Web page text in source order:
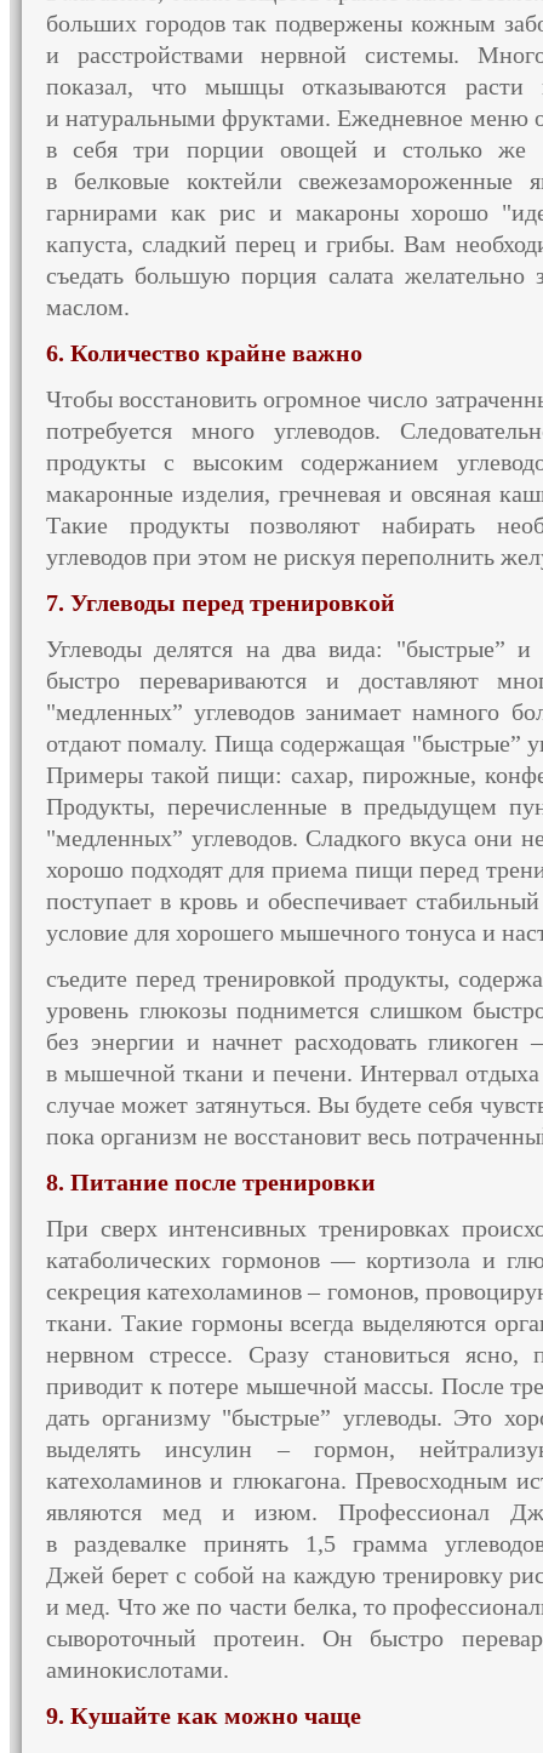
больших городов так подвержены кожным
и расстройствами нервной системы.
показал, что мышцы отказываются расти
и натуральными фруктами. Ежедневное меню
в себя три порции овощейи столько же
в белковые коктейли свежезамороженные
гарнирами как рис и макароныхорошо
капуста, сладкий переци грибы. Вам
съедать большую порция салата желательно
маслом.
6. Количество крайне важно
Чтобы восстановить огромное число
потребуется много углеводов.
продукты с высоким содержанием
макаронные изделия, гречневая и овсяная
Такие продукты позволяют набирать
углеводов при этом не рискуя переполнить
7. Углеводы перед тренировкой
Углеводы делятся на два вида: "быстрые” и
быстро перевариваются и доставляют
"медленных” углеводов занимает намного
отдают помалу. Пища содержащая "быстрые”
Примеры такой пищи: сахар, пирожные,
Продукты, перечисленные в предыдущем
"медленных” углеводов. Сладкого вкуса они
хорошо подходят для приема пищи перед
поступает в кровь и обеспечивает
условие для хорошего мышечного тонуса и
съедите перед тренировкой продукты,
уровень глюкозы поднимется слишком
без энергии и начнетрасходовать гликоген
в мышечной ткани и печени. Интервал
случае может затянуться. Вы будете себя
пока организм не восстановит весь
8. Питание после тренировки
При сверх интенсивных тренировках
катаболическихгормонов — кортизола и
секреция катехоламинов – гомонов,
ткани. Такие гормоны всегда выделяются
нервном стрессе. Сразу становиться ясно,
приводит к потере мышечной массы. После
дать организму "быстрые” углеводы. Это
выделять инсулин – гормон,
катехоламинови глюкагона. Превосходным
являются мед и изюм. Профессионал
в раздевалке принять 1,5 грамма
Джей берет с собой на каждуютренировку
и мед. Что же по части белка, то
сывороточный протеин. Он быстро
аминокислотами.
9. Кушайте как можно чаще